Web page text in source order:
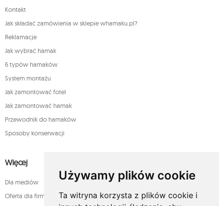
Używamy plików cookie
Ta witryna korzysta z plików cookie i
Kontakt
Jak składać zamówienia w sklepie whamaku.pl?
Reklamacje
Jak wybrać hamak
6 typów hamaków
System montażu
Jak zamontować fotel
Jak zamontować hamak
Przewodnik do hamaków
Sposoby konserwacji
Więcej
Dla mediów
Oferta dla firm